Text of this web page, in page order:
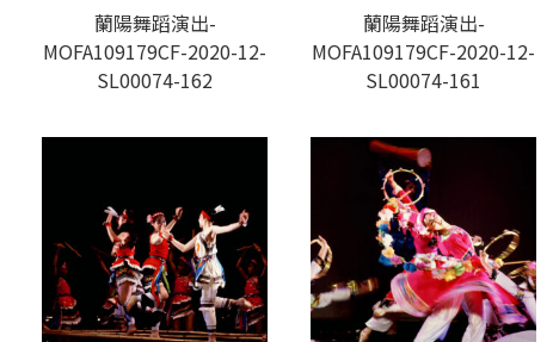
蘭陽舞蹈演出-
MOFA109179CF-2020-12-
SL00074-162
蘭陽舞蹈演出-
MOFA109179CF-2020-12-
SL00074-161